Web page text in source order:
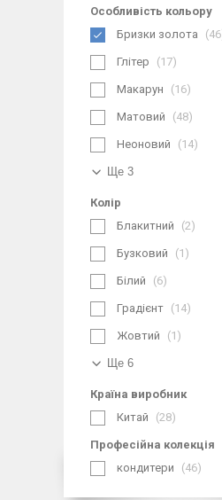
Особливість кольору
Бризки золота
46
Глітер 17
Макарун 16
Матовий 48
Неоновий 14
Ще 3
Колір
Блакитний
2
Бузковий 1
Білий 6
Градієнт 14
Жовтий 1
Ще 6
Країна виробник
Китай
28
Професійна колекція
кондитери
46